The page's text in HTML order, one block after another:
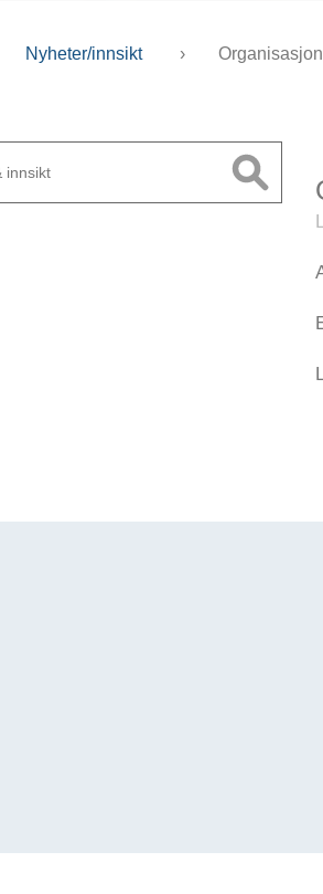
Nyheter/innsikt ›